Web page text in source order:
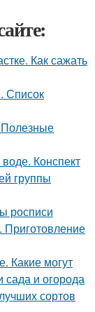
Как сажать
Список
Полезные
Конспект
группы
росписи
Приготовление
Какие могут
сада и огорода
сортов